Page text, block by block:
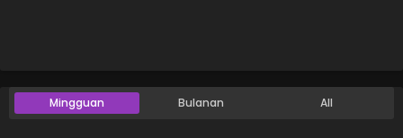
Mingguan Bulanan All